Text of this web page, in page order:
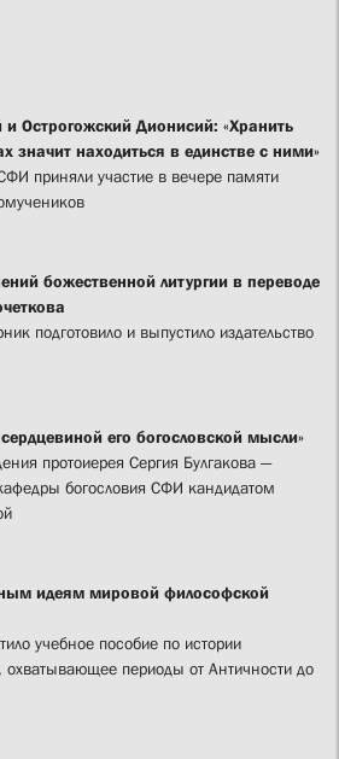
Острогожский Дионисий: «Хранить
значит находиться в единстве с ними»
приняли участие в вечере памяти
божественной литургии в переводе
подготовило и выпустило издательство
его богословской мысли»
протоиерея Сергия Булгакова —
богословия СФИ кандидатом
идеям мировой философской
учебное пособие по истории
охватывающее периоды от Античности до